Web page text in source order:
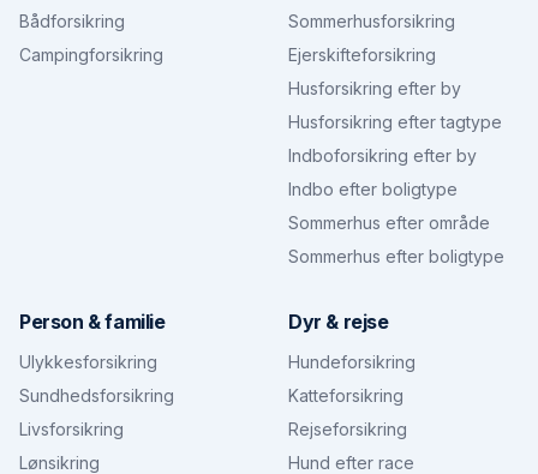
Bådforsikring
Campingforsikring
Sommerhusforsikring
Ejerskifteforsikring
Husforsikring efter by
Husforsikring efter tagtype
Indboforsikring efter by
Indbo efter boligtype
Sommerhus efter område
Sommerhus efter boligtype
Person & familie
Ulykkesforsikring
Sundhedsforsikring
Livsforsikring
Lønsikring
Dyr & rejse
Hundeforsikring
Katteforsikring
Rejseforsikring
Hund efter race